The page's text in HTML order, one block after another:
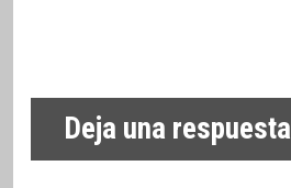
Deja una respuesta